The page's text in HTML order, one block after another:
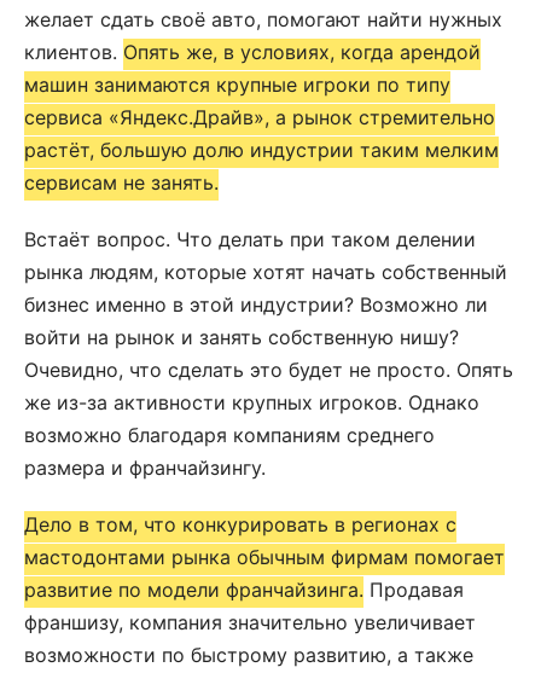
желает сдать своё авто, помогают найти нужных
клиентов. Опять же, в условиях, когда арендой
машин занимаются крупные игроки по типу
сервиса «Яндекс.Драйв», а рынок стремительно
растёт, большую долю индустрии таким мелким
сервисам не занять.
Встаёт вопрос. Что делать при таком делении
рынка людям, которые хотят начать собственный
бизнес именно в этой индустрии? Возможно ли
войти на рынок и занять собственную нишу?
Очевидно, что сделать это будет не просто. Опять
же из-за активности крупных игроков. Однако
возможно благодаря компаниям среднего
размера и франчайзингу.
Дело в том, что конкурировать в регионах с
мастодонтами рынка обычным фирмам помогает
развитие по модели франчайзинга. Продавая
франшизу, компания значительно увеличивает
возможности по быстрому развитию, а также